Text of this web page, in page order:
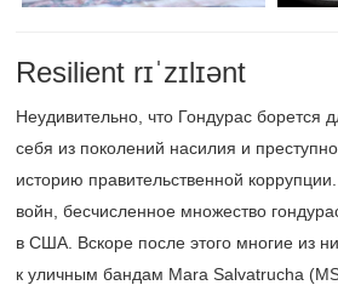
Resilient rɪˈzɪlɪənt
Неудивительно, что Гондурас борется
себя из поколений насилия и
историю правительственной
войн, бесчисленное множество
в США. Вскоре после этого многие из
к уличным бандам Mara Salvatrucha